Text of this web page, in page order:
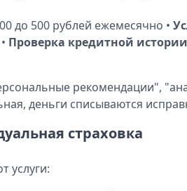
до 500 рублей ежемесячно •
Проверка кредитной истории
рекомендации",
деньги списываются
страховка
услуги: